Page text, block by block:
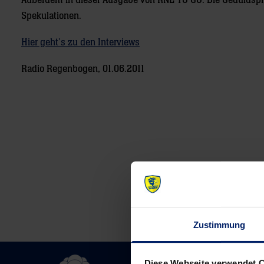
Zustimmung
Spekulationen.
Hier geht’s zu den Interviews
Radio Regenbogen, 01.06.2011